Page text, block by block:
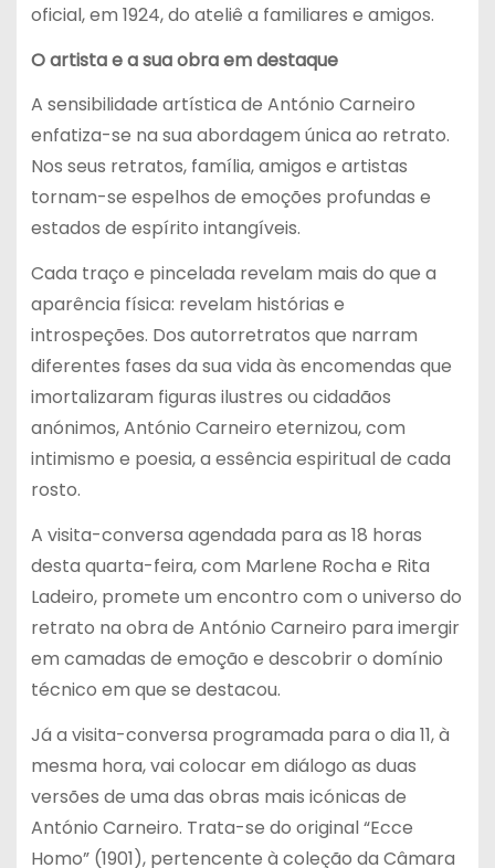
oficial, em 1924, do ateliê a familiares e amigos.
O artista e a sua obra em destaque
A sensibilidade artística de António Carneiro
enfatiza-se na sua abordagem única ao retrato.
Nos seus retratos, família, amigos e artistas
tornam-se espelhos de emoções profundas e
estados de espírito intangíveis.
Cada traço e pincelada revelam mais do que a
aparência física: revelam histórias e
introspeções. Dos autorretratos que narram
diferentes fases da sua vida às encomendas que
imortalizaram figuras ilustres ou cidadãos
anónimos, António Carneiro eternizou, com
intimismo e poesia, a essência espiritual de cada
rosto.
A visita-conversa agendada para as 18 horas
desta quarta-feira, com Marlene Rocha e Rita
Ladeiro, promete um encontro com o universo do
retrato na obra de António Carneiro para imergir
em camadas de emoção e descobrir o domínio
técnico em que se destacou.
Já a visita-conversa programada para o dia 11, à
mesma hora, vai colocar em diálogo as duas
versões de uma das obras mais icónicas de
António Carneiro. Trata-se do original “Ecce
Homo” (1901), pertencente à coleção da Câmara